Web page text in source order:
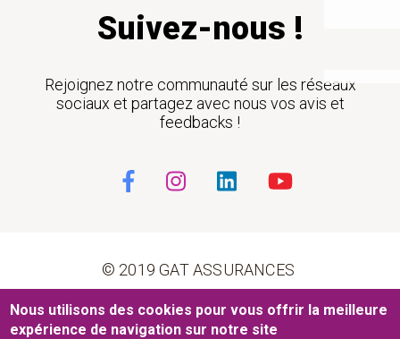
Suivez-nous !
Rejoignez notre communauté sur les réseaux
sociaux et partagez avec nous vos avis et
feedbacks !
© 2019 GAT ASSURANCES
Pied de page
Conditions générales d’utilisation
Float
Nous utilisons des cookies pour vous offrir la meilleure
expérience de navigation sur notre site